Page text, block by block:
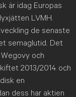
är idag Europas
LVMH.
de senaste
semaglutid. Det
och
2013/2014 och
en
dess har aktien